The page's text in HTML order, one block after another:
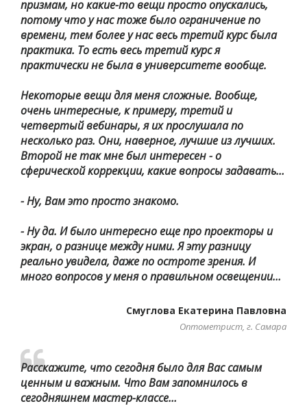
призмам, но какие-то вещи просто опускались,
потому что у нас тоже было ограничение по
времени, тем более у нас весь третий курс была
практика. То есть весь третий курс я
практически не была в университете вообще.
Некоторые вещи для меня сложные. Вообще,
очень интересные, к примеру, третий и
четвертый вебинары, я их прослушала по
несколько раз. Они, наверное, лучшие из лучших.
Второй не так мне был интересен - о
сферической коррекции, какие вопросы задавать…
- Ну, Вам это просто знакомо.
- Ну да. И было интересно еще про проекторы и
экран, о разнице между ними. Я эту разницу
реально увидела, даже по остроте зрения. И
много вопросов у меня о правильном освещении…
Смуглова Екатерина Павловна
Оптометрист, г. Самара
Расскажите, что сегодня было для Вас самым
ценным и важным. Что Вам запомнилось в
сегодняшнем мастер-классе…